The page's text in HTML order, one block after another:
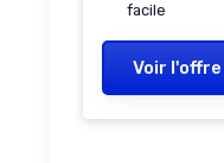
facile
Voir l'offre